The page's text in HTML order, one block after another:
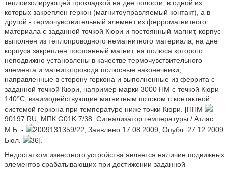
теплоизолирующей прокладкой на две полости, в одной из
которых закреплен геркон (магнитоуправляемый контакт), а в
другой - термочувствительный элемент из ферромагнитного
материала с заданной точкой Кюри и постоянный магнит, корпус
выполнен из теплопроводного немагнитного материала, на дне
корпуса закреплен постоянный магнит, на полюса которого
неподвижно установлены в качестве термочувствительного
элемента и магнитопровода полюсные наконечники,
направленные в сторону геркона и выполненные из феррита с
заданной точкой Кюри, например марки 3000 НМ с точкой Кюри
140°C, взаимодействующие магнитным потоком с контактной
системой геркона при температуре ниже точки Кюри. [ППМ
90197 RU, МПК G01K 7/38. Сигнализатор температуры / Атлас
М.Б. -
2009131359/22; Заявлено 17.08.2009; Опубл. 27.12.2009.
Бюл.
36].
Недостатком известного устройства является наличие подвижных
элементов срабатывающих при достижении заданной